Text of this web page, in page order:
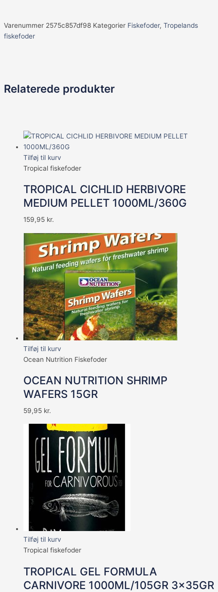
Varenummer 2575c857df98 Kategorier Fiskefoder, Tropelands
fiskefoder
Relaterede produkter
Tilføj til kurv
Tropical fiskefoder
TROPICAL CICHLID HERBIVORE
MEDIUM PELLET 1000ML/360G
159,95 kr.
Tilføj til kurv
Ocean Nutrition Fiskefoder
OCEAN NUTRITION SHRIMP
WAFERS 15GR
59,95 kr.
Tilføj til kurv
Tropical fiskefoder
TROPICAL GEL FORMULA
CARNIVORE 1000ML/105GR 3x35GR